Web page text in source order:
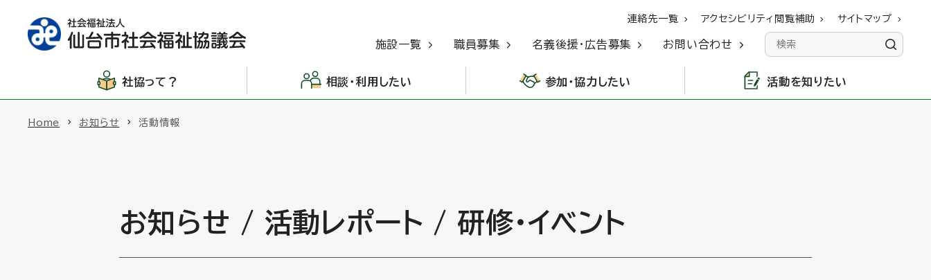
連絡先一覧 アクセシビリティ閲覧補助 サイトマップ
施設一覧 職員募集 名義後援・広告募集 お問い合わせ
社協って？ 相談・利用したい 参加・協力したい 活動を知りたい
Home お知らせ 活動情報
お知らせ / 活動レポート / 研修・イベント